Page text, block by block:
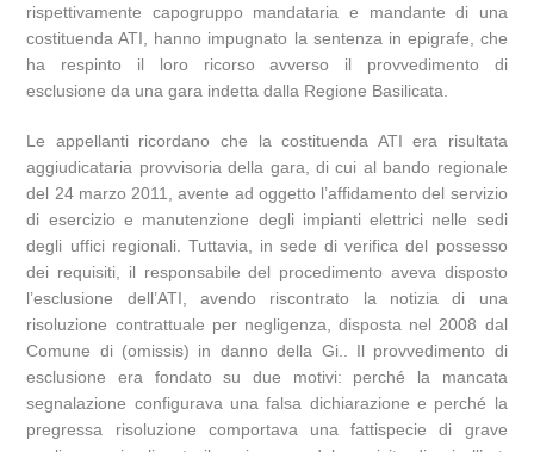
rispettivamente capogruppo mandataria e mandante di una
costituenda ATI, hanno impugnato la sentenza in epigrafe, che
ha respinto il loro ricorso avverso il provvedimento di
esclusione da una gara indetta dalla Regione Basilicata.
Le appellanti ricordano che la costituenda ATI era risultata
aggiudicataria provvisoria della gara, di cui al bando regionale
del 24 marzo 2011, avente ad oggetto l’affidamento del servizio
di esercizio e manutenzione degli impianti elettrici nelle sedi
degli uffici regionali. Tuttavia, in sede di verifica del possesso
dei requisiti, il responsabile del procedimento aveva disposto
l’esclusione dell’ATI, avendo riscontrato la notizia di una
risoluzione contrattuale per negligenza, disposta nel 2008 dal
Comune di (omissis) in danno della Gi.. Il provvedimento di
esclusione era fondato su due motivi: perché la mancata
segnalazione configurava una falsa dichiarazione e perché la
pregressa risoluzione comportava una fattispecie di grave